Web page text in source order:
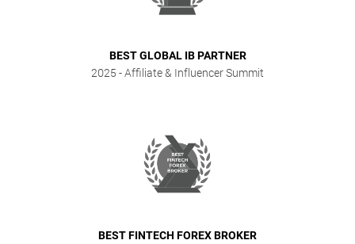
BEST GLOBAL IB PARTNER
2025 - Affiliate & Influencer Summit
BEST FINTECH FOREX BROKER